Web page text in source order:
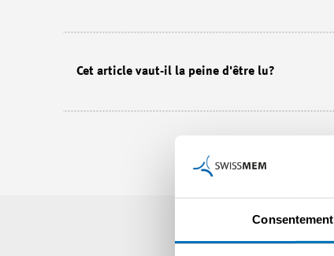
Consentement
Cet article vaut-il la peine d'être lu?